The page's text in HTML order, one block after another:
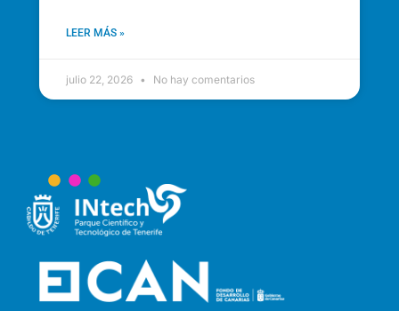
LEER MÁS »
julio 22, 2026 No hay comentarios